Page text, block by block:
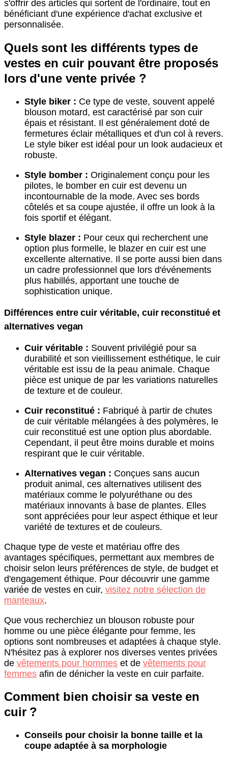
s'offrir des articles qui sortent de l'ordinaire, tout en
bénéficiant d'une expérience d'achat exclusive et
personnalisée.
Quels sont les différents types de
vestes en cuir pouvant être proposés
lors d'une vente privée ?
Style biker : Ce type de veste, souvent appelé
blouson motard, est caractérisé par son cuir
épais et résistant. Il est généralement doté de
fermetures éclair métalliques et d'un col à revers.
Le style biker est idéal pour un look audacieux et
robuste.
Style bomber : Originalement conçu pour les
pilotes, le bomber en cuir est devenu un
incontournable de la mode. Avec ses bords
côtelés et sa coupe ajustée, il offre un look à la
fois sportif et élégant.
Style blazer : Pour ceux qui recherchent une
option plus formelle, le blazer en cuir est une
excellente alternative. Il se porte aussi bien dans
un cadre professionnel que lors d'événements
plus habillés, apportant une touche de
sophistication unique.
Différences entre cuir véritable, cuir reconstitué et
alternatives vegan
Cuir véritable : Souvent privilégié pour sa
durabilité et son vieillissement esthétique, le cuir
véritable est issu de la peau animale. Chaque
pièce est unique de par les variations naturelles
de texture et de couleur.
Cuir reconstitué : Fabriqué à partir de chutes
de cuir véritable mélangées à des polymères, le
cuir reconstitué est une option plus abordable.
Cependant, il peut être moins durable et moins
respirant que le cuir véritable.
Alternatives vegan : Conçues sans aucun
produit animal, ces alternatives utilisent des
matériaux comme le polyuréthane ou des
matériaux innovants à base de plantes. Elles
sont appréciées pour leur aspect éthique et leur
variété de textures et de couleurs.
Chaque type de veste et matériau offre des
avantages spécifiques, permettant aux membres de
choisir selon leurs préférences de style, de budget et
d'engagement éthique. Pour découvrir une gamme
variée de vestes en cuir, visitez notre sélection de
manteaux.
Que vous recherchiez un blouson robuste pour
homme ou une pièce élégante pour femme, les
options sont nombreuses et adaptées à chaque style.
N'hésitez pas à explorer nos diverses ventes privées
de vêtements pour hommes et de vêtements pour
femmes afin de dénicher la veste en cuir parfaite.
Comment bien choisir sa veste en
cuir ?
Conseils pour choisir la bonne taille et la
coupe adaptée à sa morphologie